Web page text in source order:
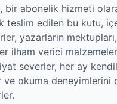
bir abonelik hizmeti
teslim edilen bu kutu,
yazarların
ilham verici malzemeler
severler, her ay
okuma deneyimlerini